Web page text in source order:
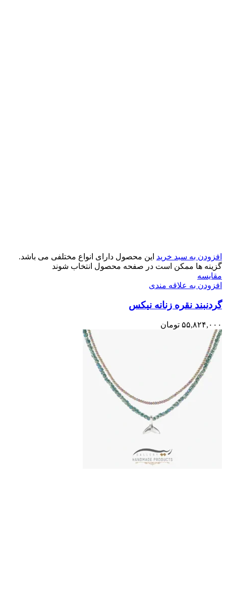
افزودن به سبد خرید این محصول دارای انواع مختلفی می باشد.
گزینه ها ممکن است در صفحه محصول انتخاب شوند
مقایسه
افزودن به علاقه مندی
گردنبند نقره زنانه نیکس
۵۵,۸۲۴,۰۰۰ تومان